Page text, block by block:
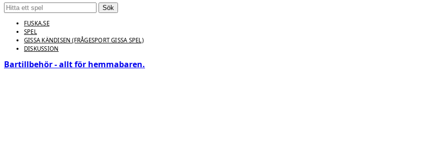
Sök
FUSKA.SE
SPEL
GISSA KÄNDISEN (FRÅGESPORT GISSA SPEL)
DISKUSSION
Bartillbehör - allt för hemmabaren.